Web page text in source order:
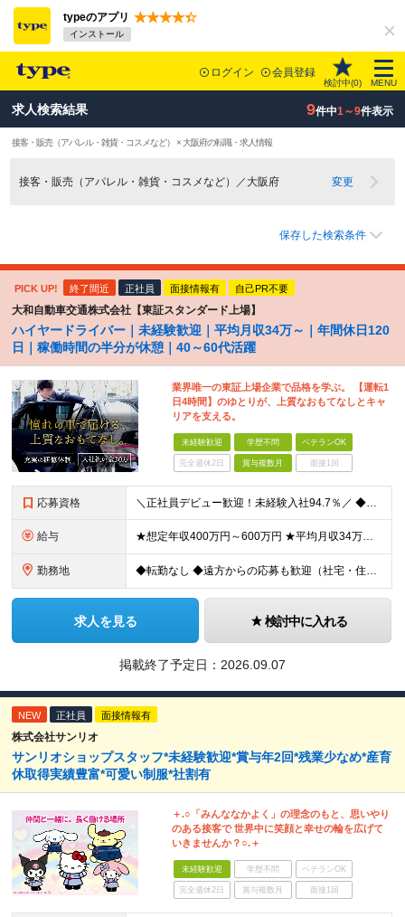
typeのアプリ
インストール
ログイン 会員登録
検討中(0) MENU
求人検索結果 9件中1～9件表示
接客・販売（アパレル・雑貨・コスメなど） × 大阪府の転職・求人情報
接客・販売（アパレル・雑貨・コスメなど）／大阪府 変更
保存した検索条件
PICK UP! 終了間近 正社員 面接情報有 自己PR不要
大和自動車交通株式会社【東証スタンダード上場】
ハイヤードライバー｜未経験歓迎｜平均月収34万～｜年間休日120
日｜稼働時間の半分が休憩｜40～60代活躍
業界唯一の東証上場企業で品格を学ぶ。 【運転1
日4時間】のゆとりが、上質なおもてなしとキャ
リアを支える。
未経験歓迎 学歴不問 ベテランOK
完全週休2日 賞与複数月 面接1回
応募資格 ＼正社員デビュー歓迎！未経験入社94.7％／ ◆学歴不問 ◆普通自動車免許(AT可)取得後、3年以上が経過している方 ＼こんな方も歓迎します／ ◆転職回数が多い・ブランクあるなどで不安がある方 ◆車
給与 ★想定年収400万円～600万円 ★平均月収34万円～50万円 ★入社祝い金あり ・経験者：30万円（営業所配属時（1カ月後）に10万円、本採用後（6カ月後）に10万円、本採用後1年後に10万円を分割
勤務地 ◆転勤なし ◆遠方からの応募も歓迎（社宅・住宅補助あり／規定あり） ◆勤務地は希望を考慮 ◆仮眠室・個室のシャワールームなど設備充実 銀座・日比谷いずれかの拠点にて勤務いただきます ◆東京都中央区銀
求人を見る 検討中に入れる
掲載終了予定日： 2026.09.07
NEW 正社員 面接情報有
株式会社サンリオ
サンリオショップスタッフ*未経験歓迎*賞与年2回*残業少なめ*産育
休取得実績豊富*可愛い制服*社割有
＋.○「みんななかよく」の理念のもと、思いやり
のある接客で 世界中に笑顔と幸せの輪を広げて
いきませんか？○.＋
未経験歓迎 学歴不問 ベテランOK
完全週休2日 賞与複数月 面接1回